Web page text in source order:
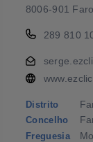
8006-901 Faro
289 810
Distrito
Concelho
Freguesia